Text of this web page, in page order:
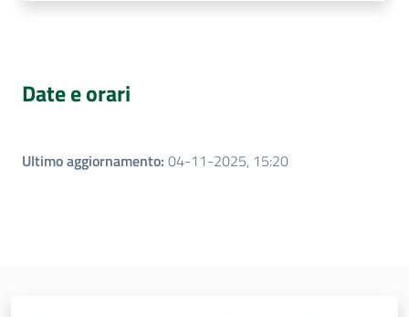
Date e orari
Ultimo aggiornamento: 04-11-2025, 15:20